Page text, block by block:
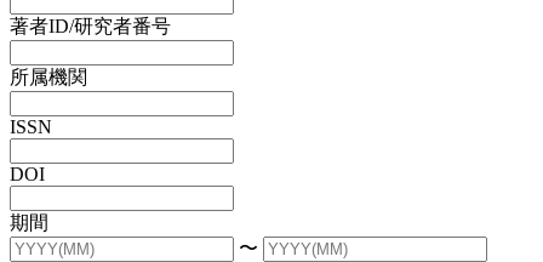
著者ID/研究者番号
所属機関
ISSN
DOI
期間
〜